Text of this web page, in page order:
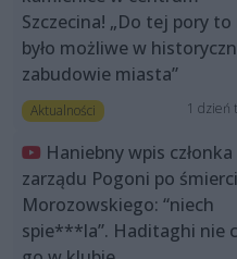
Szczecina! „Do tej pory to
było możliwe w
zabudowie miasta”
Aktualności 1 dzień
Haniebny wpis członka
zarządu Pogoni po śmierci
Morozowskiego: “niech
spie***la”. Haditaghi nie